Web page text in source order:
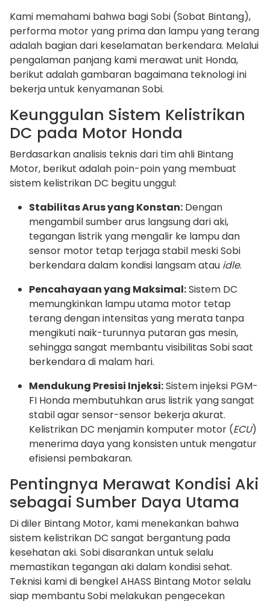
Kami memahami bahwa bagi Sobi (Sobat Bintang),
performa motor yang prima dan lampu yang terang
adalah bagian dari keselamatan berkendara. Melalui
pengalaman panjang kami merawat unit Honda,
berikut adalah gambaran bagaimana teknologi ini
bekerja untuk kenyamanan Sobi.
Keunggulan Sistem Kelistrikan
DC pada Motor Honda
Berdasarkan analisis teknis dari tim ahli Bintang
Motor, berikut adalah poin-poin yang membuat
sistem kelistrikan DC begitu unggul:
Stabilitas Arus yang Konstan: Dengan
mengambil sumber arus langsung dari aki,
tegangan listrik yang mengalir ke lampu dan
sensor motor tetap terjaga stabil meski Sobi
berkendara dalam kondisi langsam atau idle.
Pencahayaan yang Maksimal:Sistem DC
memungkinkan lampu utama motor tetap
terang dengan intensitas yang merata tanpa
mengikuti naik-turunnya putaran gas mesin,
sehingga sangat membantu visibilitas Sobi saat
berkendara di malam hari.
Mendukung Presisi Injeksi:Sistem injeksi PGM-
FI Honda membutuhkan arus listrik yang sangat
stabil agar sensor-sensor bekerja akurat.
Kelistrikan DC menjamin komputer motor (ECU)
menerima daya yang konsisten untuk mengatur
efisiensi pembakaran.
Pentingnya Merawat Kondisi Aki
sebagai Sumber Daya Utama
Di diler Bintang Motor, kami menekankan bahwa
sistem kelistrikan DC sangat bergantung pada
kesehatan aki. Sobi disarankan untuk selalu
memastikan tegangan aki dalam kondisi sehat.
Teknisi kami di bengkel AHASS Bintang Motor selalu
siap membantu Sobi melakukan pengecekan